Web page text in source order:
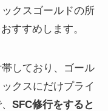
クスゴールドの所
すすめします。
しており、ゴール
クスにだけプライ
SFC修行をすると